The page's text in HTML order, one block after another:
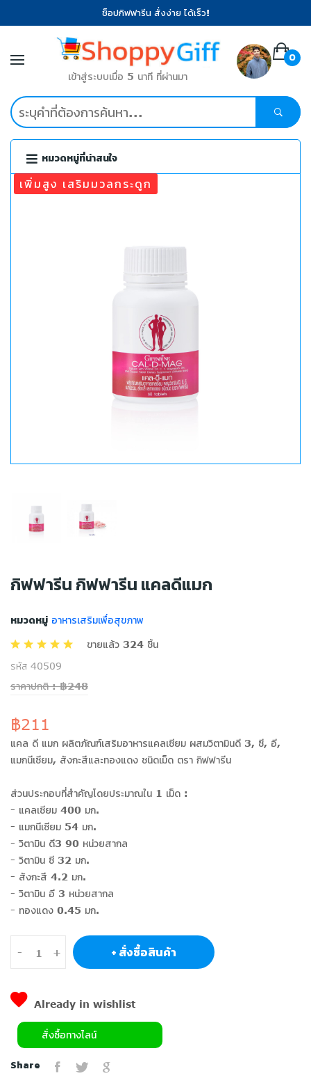
ช็อปกิฟฟารีน สั่งง่าย ได้เร็ว!
เข้าสู่ระบบเมื่อ 5 นาที ที่ผ่านมา
0
หมวดหมู่ที่น่าสนใจ
เพิ่มสูง เสริมมวลกระดูก
กิฟฟารีน กิฟฟารีน แคลดีแมก
หมวดหมู่ อาหารเสริมเพื่อสุขภาพ
ขายแล้ว 324 ชิ้น
รหัส 40509
ราคาปกติ : ฿248
฿211
แคล ดี แมก ผลิตภัณฑ์เสริมอาหารแคลเซียม ผสมวิตามินดี 3, ซี, อี,
แมกนีเซียม, สังกะสีและทองแดง ชนิดเม็ด ตรา กิฟฟารีน
ส่วนประกอบที่สำคัญโดยประมาณใน 1 เม็ด :
- แคลเซียม 400 มก.
- แมกนีเซียม 54 มก.
- วิตามิน ดี3 90 หน่วยสากล
- วิตามิน ซี 32 มก.
- สังกะสี 4.2 มก.
- วิตามิน อี 3 หน่วยสากล
- ทองแดง 0.45 มก.
- + + สั่งซื้อสินค้า
Already in wishlist
สั่งซื้อทางไลน์
Share